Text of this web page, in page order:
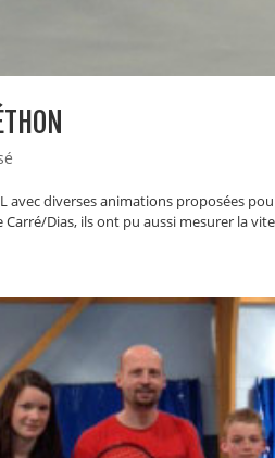
avec diverses animations proposées
Dias, ils ont pu aussi mesurer la